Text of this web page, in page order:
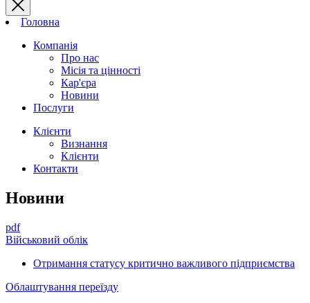
Головна
Компанія
Про нас
Місія та цінності
Кар'єра
Новини
Послуги
Клієнти
Визнання
Клієнти
Контакти
Новини
pdf
Військовий облік
Отримання статусу критично важливого підприємства
Облаштування переїзду